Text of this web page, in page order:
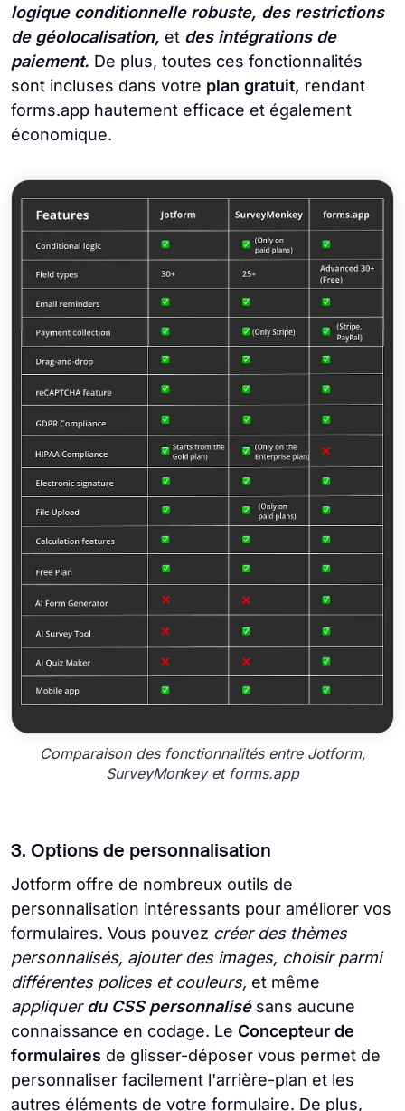
logique conditionnelle robuste, des restrictions
de géolocalisation, et des intégrations de
paiement. De plus, toutes ces fonctionnalités
sont incluses dans votre plan gratuit, rendant
forms.app hautement efficace et également
économique.
Comparaison des fonctionnalités entre Jotform,
SurveyMonkey et forms.app
3. Options de personnalisation
Jotform offre de nombreux outils de
personnalisation intéressants pour améliorer vos
formulaires. Vous pouvez créer des thèmes
personnalisés, ajouter des images, choisir parmi
différentes polices et couleurs, et même
appliquer du CSS personnalisésans aucune
connaissance en codage. Le Concepteur de
formulaires de glisser-déposer vous permet de
personnaliser facilement l'arrière-plan et les
autres éléments de votre formulaire. De plus,